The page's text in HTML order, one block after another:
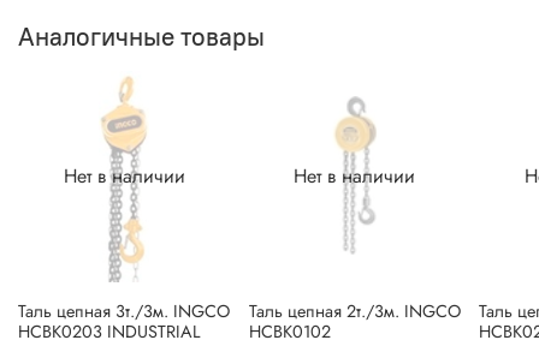
Аналогичные товары
Нет в наличии
Таль цепная 3т./3м. INGCO
HCBK0203 INDUSTRIAL
Нет в наличии
Таль цепная 2т./3м. INGCO
HCBK0102
Таль